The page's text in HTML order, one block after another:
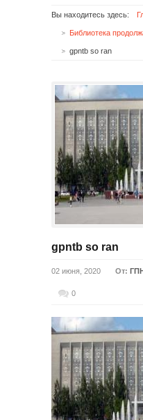
Вы находитесь здесь:
gpntb so ran
gpntb so ran
02 июня, 2020 От:
0